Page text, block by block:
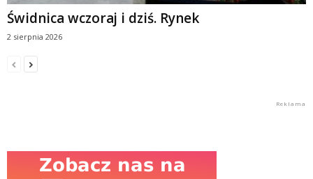
Świdnica wczoraj i dziś. Rynek
2 sierpnia 2026